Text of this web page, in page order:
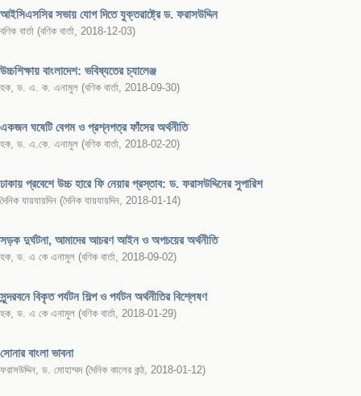
আইসিএসসির সভায় যোগ দিতে যুক্তরাষ্ট্রে ড. ফরাসউদ্দিন
বণিক বার্তা (বণিক বার্তা, 2018-12-03)
উচ্চশিক্ষায় বাংলাদেশ: ভবিষ্যতের চ্যালেঞ্জ
হক, ড. এ. ক. এনামুল (বণিক বার্তা, 2018-09-30)
একজন ঘষেটি বেগম ও প্রশ্নপত্র ফাঁসের অর্থনীতি
হক, ড. এ.কে. এনামুল (বণিক বার্তা, 2018-02-20)
ঢাকায় প্রবেশে উচ্চ হারে ফি নেয়ার প্রস্তাব: ড. ফরাসউদ্দিনের সুপারিশ
দৈনিক যায়যায়দিন (দৈনিক যায়যায়দিন, 2018-01-14)
সড়ক দুর্ঘটনা, আমাদের আচরণ আইন ও অপচয়ের অর্থনীতি
হক, ড. এ কে এনামুল (বণিক বার্তা, 2018-09-02)
সুন্দরবনে বিকৃত পর্যটন শিল্প ও পর্যটন অর্থনীতির বিশ্লেষণ
হক, ড. এ কে এনামুল (বণিক বার্তা, 2018-01-29)
সোনার বাংলা ভাবনা
ফরাসউদ্দিন, ড. মোহাম্মদ (দৈনিক কালের কন্ঠ, 2018-01-12)